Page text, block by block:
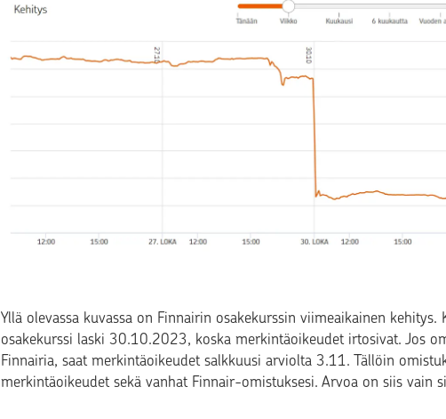
Yllä olevassa kuvassa on Finnairin osakekurssin viimeaikainen kehitys.
osakekurssi laski 30.10.2023, koska merkintäoikeudet irtosivat. Jos
Finnairia, saat merkintäoikeudet salkkuusi arviolta 3.11. Tällöin
merkintäoikeudet sekä vanhat Finnair-omistuksesi. Arvoa on siis vain